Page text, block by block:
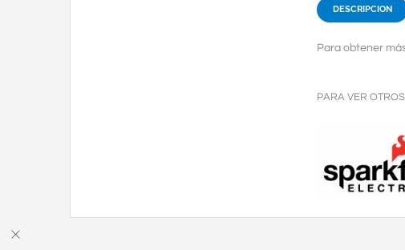
DESCRIPCION
Para obtener
PARA VER